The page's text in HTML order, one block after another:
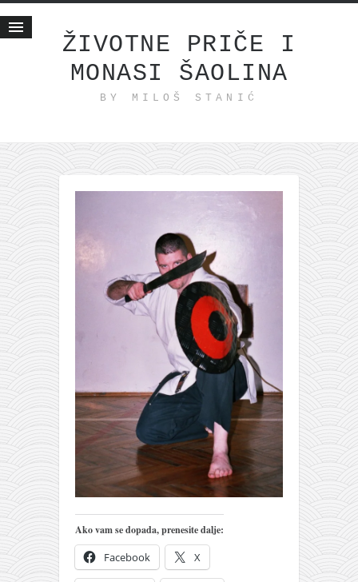
ŽIVOTNE PRIČE I
MONASI ŠAOLINA
BY MILOŠ STANIĆ
Životne priče
internet poslovanje
ishranom do zdravlja
moj haiku
bonus sadržaj
Svetlopis
duhovni otac
zabranjena istorija
ćirilica
porodične priče
umesto tvitera
kalendar srpski
azbuki i knjige
Okinava karate
najnovije na blogu
Ako vam se dopada, prenesite dalje:
Facebook X